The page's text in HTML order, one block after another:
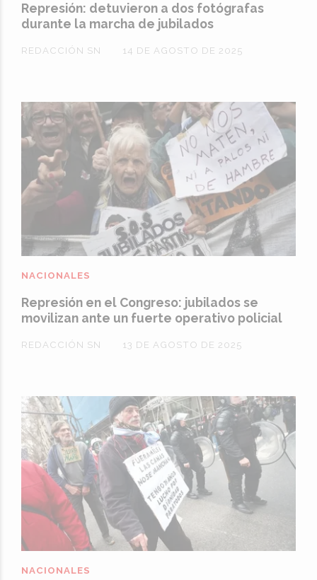
Represión: detuvieron a dos fotógrafas
durante la marcha de jubilados
REDACCIÓN SN 14 DE AGOSTO DE 2025
Represión en el Congreso: jubilados se
movilizan ante un fuerte operativo policial
REDACCIÓN SN
NACIONALES
13 DE AGOSTO DE 2025
NACIONALES